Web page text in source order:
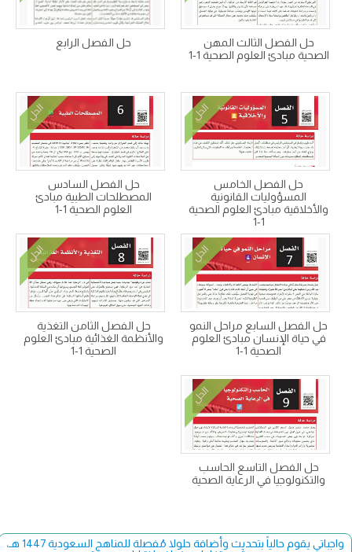
حل الفصل الثالث المهن
الصحية مبادئ العلوم الصحية 1-1
حل الفصل الرابع
الحل
حل الفصل الخامس
المسؤوليات القانونية
والأخلاقية مبادئ العلوم الصحية
1-1
الحل
حل الفصل السادس
المصطلحات الطبية مبادئ
العلوم الصحية 1-1
الحل
حل الفصل السابع مراحل النمو
في حياة الإنسان مبادئ العلوم
الصحية 1-1
الحل
حل الفصل الثامن التغذية
والأنظمة الغذائية مبادئ العلوم
الصحية 1-1
الحل
حل الفصل التاسع الحاسب
والتكنولوجيا في الرعاية الصحية
واجباتي يقوم حالياً بتحديث وأضافة حلولا مُفصلة للمناهج السعودية 1447 هـ،